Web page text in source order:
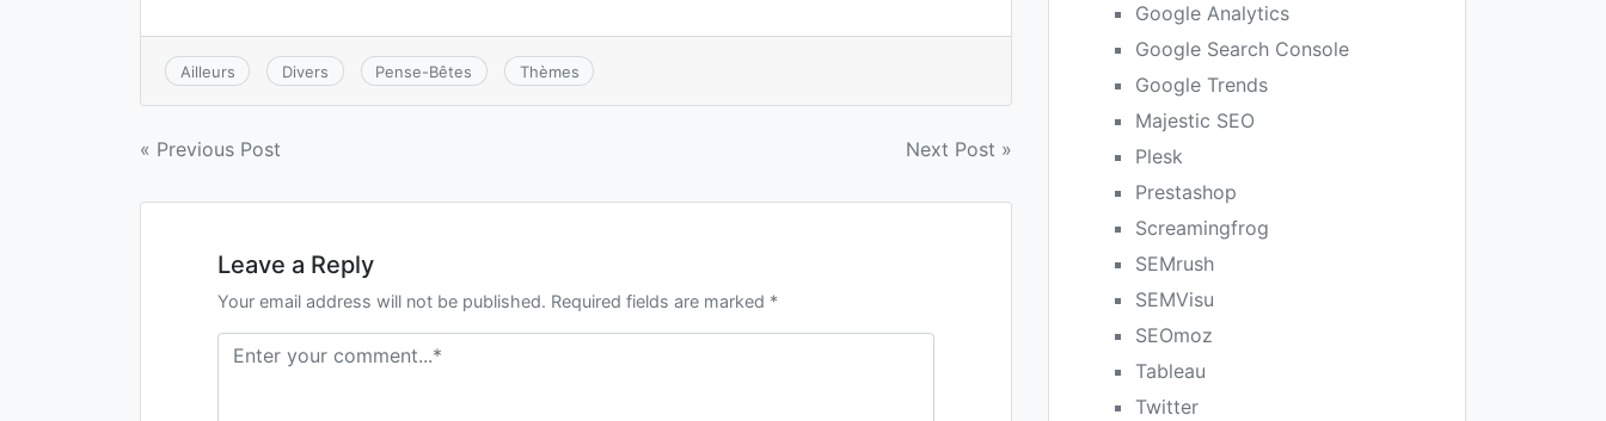
Ailleurs Divers Pense-Bêtes Thèmes
Navigation
de
l’article
« Previous Post Next Post »
Leave a Reply
Your email address will not be published. Required fields are marked *
Google Analytics
Google Search Console
Google Trends
Majestic SEO
Plesk
Prestashop
Screamingfrog
SEMrush
SEMVisu
SEOmoz
Tableau
Twitter